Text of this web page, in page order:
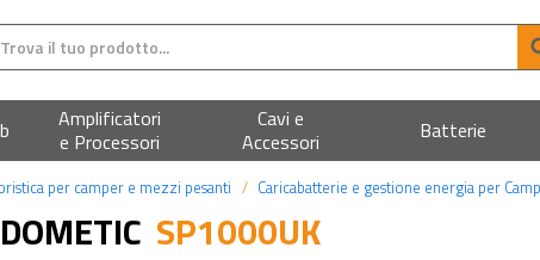
Amplificatori
e Processori
Cavi e
Accessori
Batterie
per camper e mezzi pesanti Caricabatterie e gestione energia per
SP1000UK